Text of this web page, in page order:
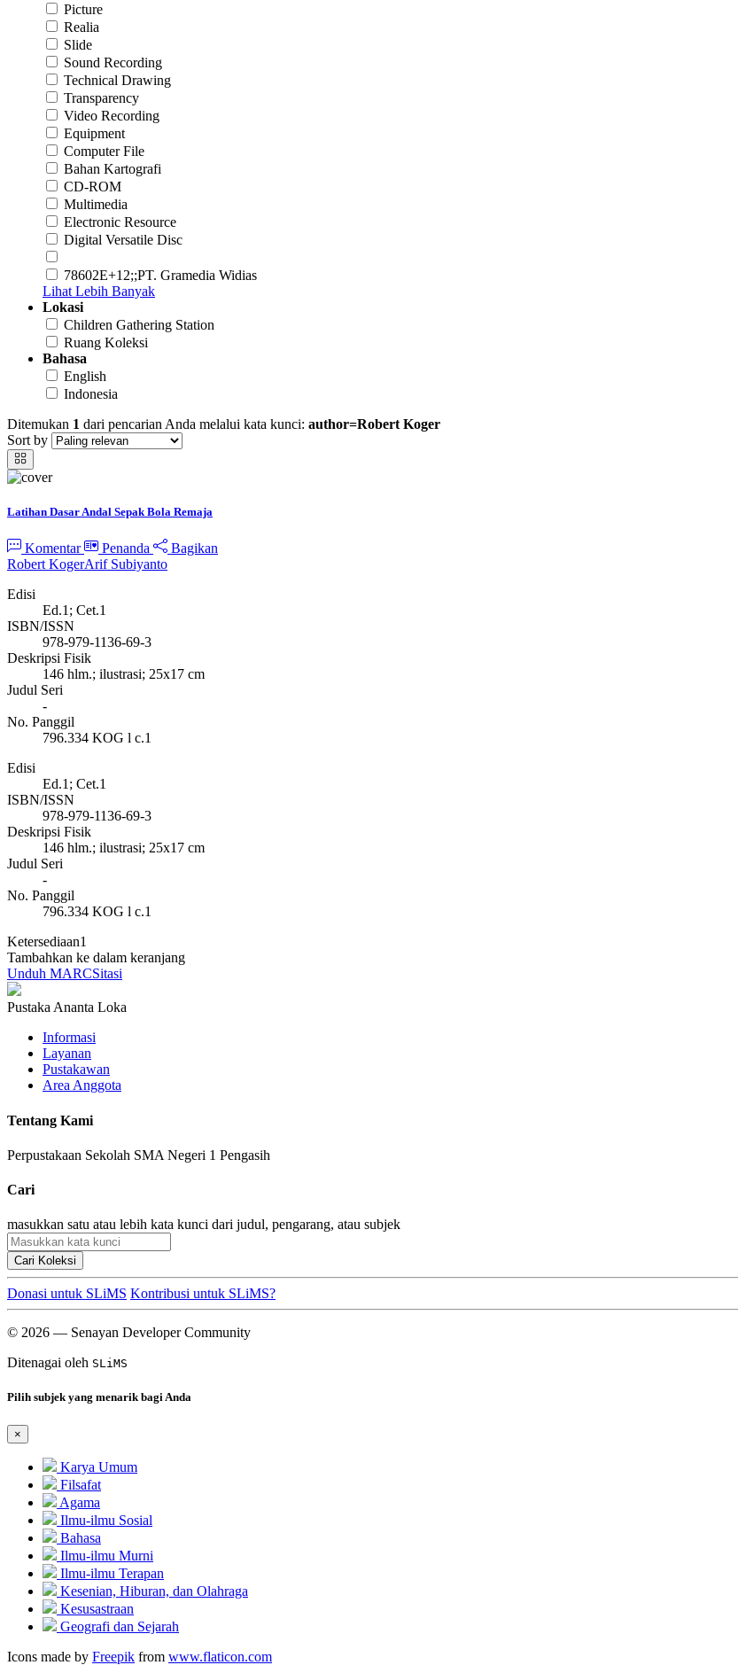
Picture
Realia
Slide
Sound Recording
Technical Drawing
Transparency
Video Recording
Equipment
Computer File
Bahan Kartografi
CD-ROM
Multimedia
Electronic Resource
Digital Versatile Disc
78602E+12;;PT. Gramedia Widias
Lihat Lebih Banyak
Lokasi
Children Gathering Station
Ruang Koleksi
Bahasa
English
Indonesia
Ditemukan 1 dari pencarian Anda melalui kata kunci: author=Robert Koger
Sort by
Latihan Dasar Andal Sepak Bola Remaja
Komentar Penanda
Bagikan
Robert KogerArif Subiyanto
Edisi
Ed.1; Cet.1
ISBN/ISSN
978-979-1136-69-3
Deskripsi Fisik
146 hlm.; ilustrasi; 25x17 cm
Judul Seri
-
No. Panggil
796.334 KOG l c.1
Edisi
Ed.1; Cet.1
ISBN/ISSN
978-979-1136-69-3
Deskripsi Fisik
146 hlm.; ilustrasi; 25x17 cm
Judul Seri
-
No. Panggil
796.334 KOG l c.1
Ketersediaan1
Tambahkan ke dalam keranjang
Unduh MARCSitasi
Pustaka Ananta Loka
Informasi
Layanan
Pustakawan
Area Anggota
Tentang Kami
Perpustakaan Sekolah SMA Negeri 1 Pengasih
Cari
masukkan satu atau lebih kata kunci dari judul, pengarang, atau subjek
Cari Koleksi
Donasi untuk SLiMS Kontribusi untuk SLiMS?
© 2026 — Senayan Developer Community
Ditenagai oleh SLiMS
Pilih subjek yang menarik bagi Anda
×
Karya Umum
Filsafat
Agama
Ilmu-ilmu Sosial
Bahasa
Ilmu-ilmu Murni
Ilmu-ilmu Terapan
Kesenian, Hiburan, dan Olahraga
Kesusastraan
Geografi dan Sejarah
Icons made by Freepik from www.flaticon.com